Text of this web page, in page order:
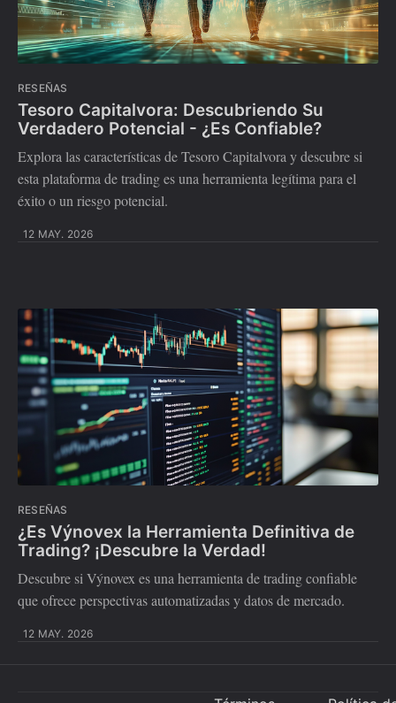
RESEÑAS
Tesoro Capitalvora: Descubriendo Su
Verdadero Potencial - ¿Es Confiable?
Explora las características de Tesoro Capitalvora y descubre si
esta plataforma de trading es una herramienta legítima para el
éxito o un riesgo potencial.
12 MAY. 2026
RESEÑAS
¿Es Výnovex la Herramienta Definitiva de
Trading? ¡Descubre la Verdad!
Descubre si Výnovex es una herramienta de trading confiable
que ofrece perspectivas automatizadas y datos de mercado.
12 MAY. 2026